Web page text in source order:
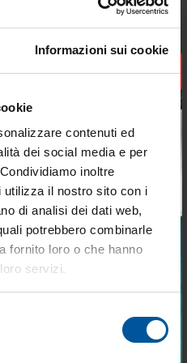
sulle
per la tua
per chi vive la
×
Informazioni sui cookie
contenuti ed
dei social media e per
inoltre
utilizza il nostro sito con i
di analisi dei dati web,
potrebbero combinarle
fornito loro o che hanno
servizi.
OFFERTE SPECIALI
- 29%
Cima arancione 30 m per